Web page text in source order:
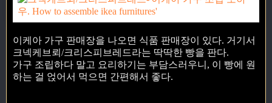
이케아 가구 판매장을 나오면 식품 판매장이 있다. 거기서
크넥케브뢰/크리스피브레드라는 딱딱한 빵을 판다.
가구 조립하다 말고 요리하기는 부담스러우니, 이 빵에 원
하는 걸 얹어서 먹으면 간편해서 좋다.